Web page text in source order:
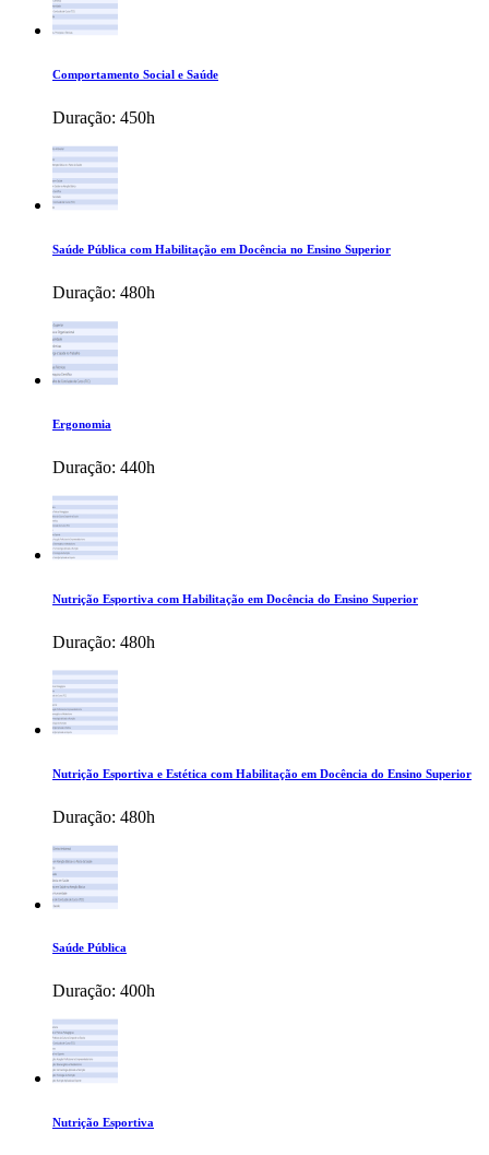
Comportamento Social e Saúde
Duração: 450h
Saúde Pública com Habilitação em Docência no Ensino Superior
Duração: 480h
Ergonomia
Duração: 440h
Nutrição Esportiva com Habilitação em Docência do Ensino Superior
Duração: 480h
Nutrição Esportiva e Estética com Habilitação em Docência do Ensino Superior
Duração: 480h
Saúde Pública
Duração: 400h
Nutrição Esportiva